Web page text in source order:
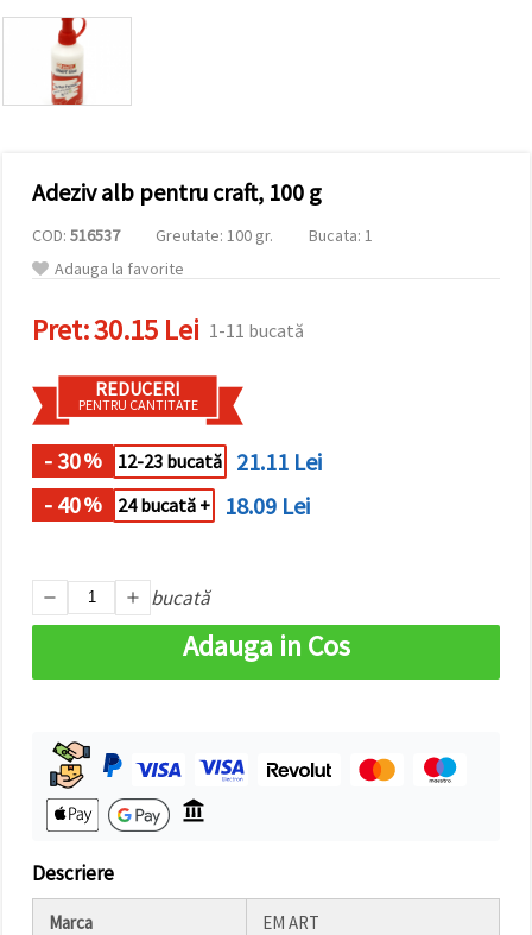
Puteți fi de
acord să
clic pe "pe
vă indicați
preferințele
în setări
selectând
cookie -uri
dat și
pe butonul
"Salvați"
Аcceptati
toate!
Adeziv alb pentru craft, 100 g
COD: 516537 Greutate: 100 gr.
Bucata: 1
Adauga la favorite
Pret:30.15 Lei 1-11 bucată
REDUCERI
PENTRU CANTITATE
- 30% 12-23 bucată
21.11 Lei
- 40% 24 bucată + 18.09 Lei
bucată
Adauga in Cos
Descriere
Marca EM ART